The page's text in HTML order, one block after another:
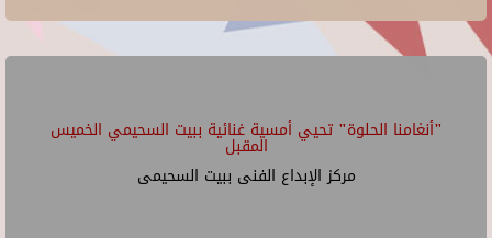
"أنغامنا الحلوة" تحيي أمسية غنائية ببيت السحيمي الخميس
المقبل
مركز الإبداع الفنى ببيت السحيمى